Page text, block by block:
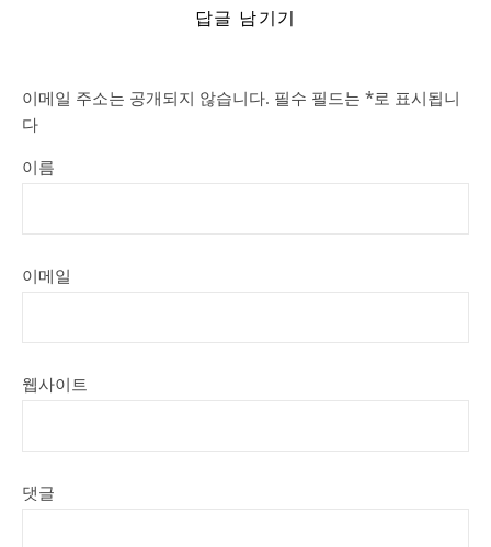
답글 남기기
이메일 주소는 공개되지 않습니다. 필수 필드는 *로 표시됩니
다
이름
이메일
웹사이트
댓글